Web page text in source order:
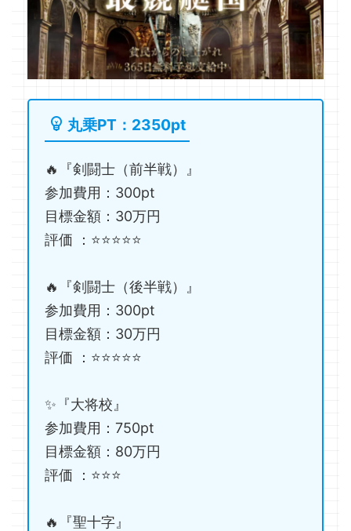
丸乗PT：2350pt
🔥『剣闘士（前半戦）』
参加費用：300pt
目標金額：30万円
評価 ：⭐️⭐️⭐️⭐️⭐️
🔥『剣闘士（後半戦）』
参加費用：300pt
目標金額：30万円
評価 ：⭐️⭐️⭐️⭐️⭐️
✨『大将校』
参加費用：750pt
目標金額：80万円
評価 ：⭐️⭐️⭐️
🔥『聖十字』